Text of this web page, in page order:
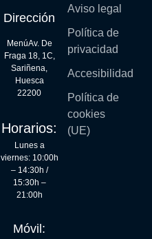
Dirección
MenúAv. De
Fraga 18, 1C,
Sariñena,
Huesca
22200
Horarios:
Lunes a
viernes: 10:00h
– 14:30h /
15:30h –
21:00h
Móvil:
Aviso legal
Política de
privacidad
Accesibilidad
Política de
cookies
(UE)